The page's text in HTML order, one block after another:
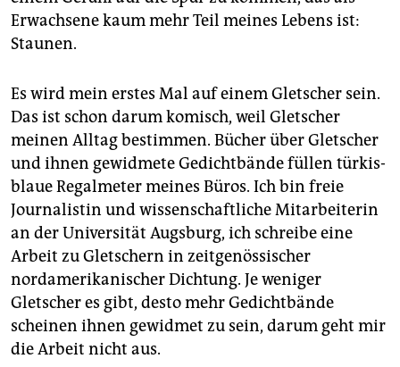
Erwachsene kaum mehr Teil meines Lebens ist:
Staunen.
Es wird mein erstes Mal auf einem Gletscher sein.
Das ist schon darum komisch, weil Gletscher
meinen Alltag bestimmen. Bücher über Gletscher
und ihnen gewidmete Gedichtbände füllen türkis-
blaue Regalmeter meines Büros. Ich bin freie
Journalistin und wissenschaftliche Mitarbeiterin
an der Universität Augsburg, ich schreibe eine
Arbeit zu Gletschern in zeitgenössischer
nordamerikanischer Dichtung. Je weniger
Gletscher es gibt, desto mehr Gedichtbände
scheinen ihnen gewidmet zu sein, darum geht mir
die Arbeit nicht aus.